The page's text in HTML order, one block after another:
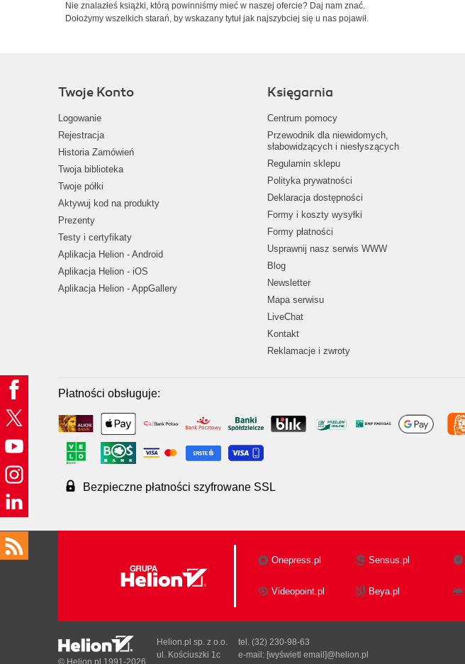
Nie znalazłeś książki, którą powinniśmy mieć w naszej ofercie? Daj nam znać.
Dołożymy wszelkich starań, by wskazany tytuł jak najszybciej się u nas pojawił.
Twoje Konto
Logowanie
Rejestracja
Historia Zamówień
Twoja biblioteka
Twoje półki
Aktywuj kod na produkty
Prezenty
Testy i certyfikaty
Aplikacja Helion - Android
Aplikacja Helion - iOS
Aplikacja Helion - AppGallery
Księgarnia
Centrum pomocy
Przewodnik dla niewidomych,
słabowidzących i niesłyszących
Regulamin sklepu
Polityka prywatności
Deklaracja dostępności
Formy i koszty wysyłki
Formy płatności
Usprawnij nasz serwis WWW
Blog
Newsletter
Mapa serwisu
LiveChat
Kontakt
Reklamacje i zwroty
Płatności obsługuje:
Bezpieczne płatności szyfrowane SSL
Onepress.pl Sensus.pl
Videopoint.pl Beya.pl
© Helion.pl 1991-2026
Helion.pl sp. z o.o.
ul. Kościuszki 1c
tel. (32) 230-98-63
e-mail: [wyświetl email]@helion.pl